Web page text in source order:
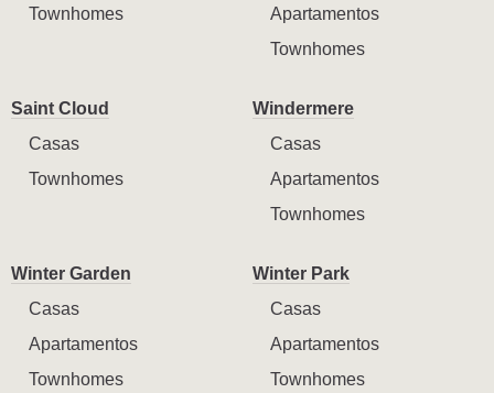
Townhomes
Apartamentos
Townhomes
Saint Cloud
Casas
Townhomes
Windermere
Casas
Apartamentos
Townhomes
Winter Garden
Casas
Apartamentos
Townhomes
Winter Park
Casas
Apartamentos
Townhomes